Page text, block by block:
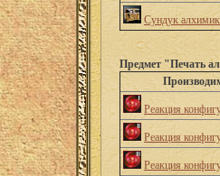
Сундук
Предмет "Печать
Реакция
Реакция
Реакция